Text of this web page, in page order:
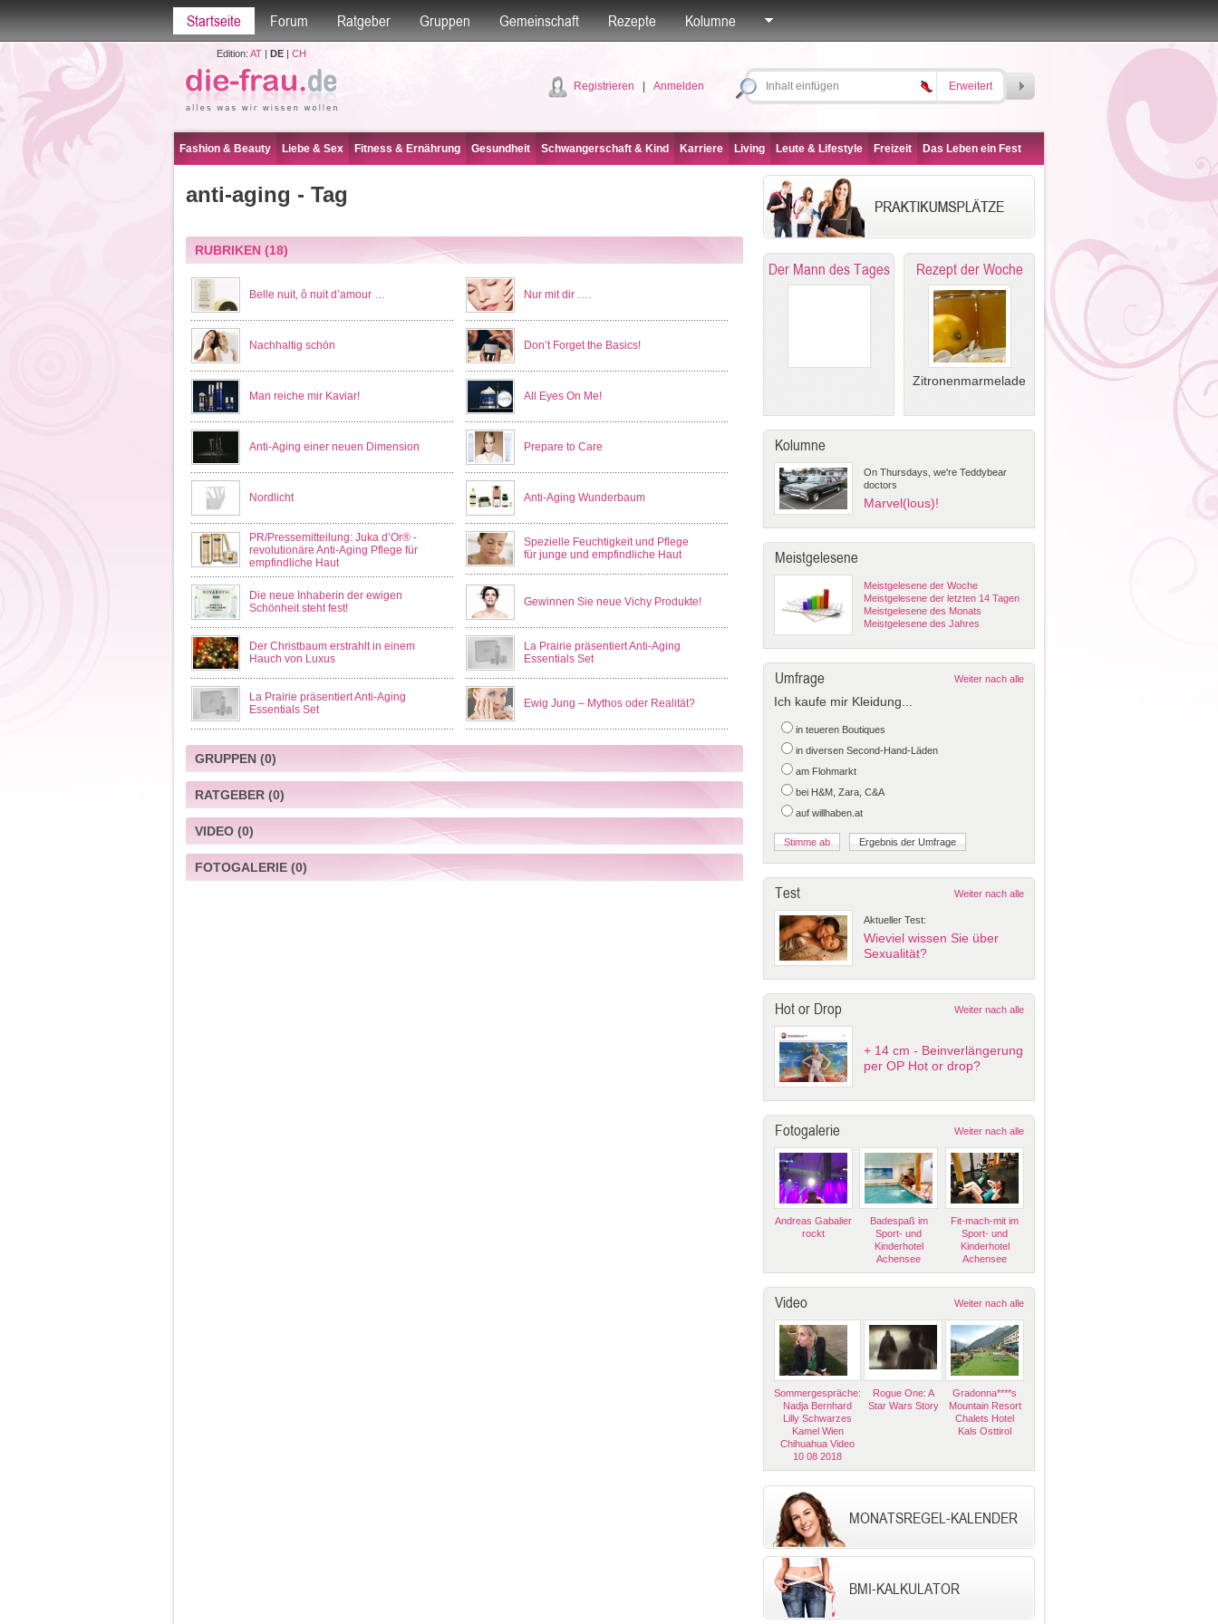
Startseite Forum Ratgeber Gruppen Gemeinschaft Rezepte Kolumne
Edition: AT| DE| CH
Registrieren Anmelden Erweitert
Fashion & Beauty Liebe & Sex Fitness & Ernährung Gesundheit Schwangerschaft & Kind Karriere Living Leute & Lifestyle Freizeit Das Leben ein Fest
anti-aging - Tag
RUBRIKEN(18)
Belle nuit, ô nuit d’amour … Nur mit dir ….
Nachhaltig schön Don’t Forget the Basics!
Man reiche mir Kaviar! All Eyes On Me!
Anti-Aging einer neuen Dimension Prepare to Care
Nordlicht Anti-Aging Wunderbaum
PR/Pressemitteilung: Juka d’Or® -
revolutionäre Anti-Aging Pflege für
empfindliche Haut
Spezielle Feuchtigkeit und Pflege
für junge und empfindliche Haut
Die neue Inhaberin der ewigen
Schönheit steht fest!
Gewinnen Sie neue Vichy Produkte!
Der Christbaum erstrahlt in einem
Hauch von Luxus
La Prairie präsentiert Anti-Aging
Essentials Set
La Prairie präsentiert Anti-Aging
Essentials Set
Ewig Jung – Mythos oder Realität?
GRUPPEN(0)
RATGEBER(0)
VIDEO(0)
FOTOGALERIE(0)
Der Mann des Tages Rezept der Woche
Zitronenmarmelade
Kolumne
On Thursdays, we're Teddybear
doctors
Marvel(lous)!
Meistgelesene
Meistgelesene der Woche
Meistgelesene der letzten 14 Tagen
Meistgelesene des Monats
Meistgelesene des Jahres
Umfrage Weiter nach alle
Ich kaufe mir Kleidung...
in teueren Boutiques
in diversen Second-Hand-Läden
am Flohmarkt
bei H&M, Zara, C&A
auf willhaben.at
Test Weiter nach alle
Aktueller Test:
Wieviel wissen Sie über
Sexualität?
Hot or Drop Weiter nach alle
+ 14 cm - Beinverlängerung
per OP Hot or drop?
Fotogalerie Weiter nach alle
Andreas Gabalier
rockt
Badespaß im
Sport- und
Kinderhotel
Achensee
Fit-mach-mit im
Sport- und
Kinderhotel
Achensee
Video Weiter nach alle
Sommergespräche:
Nadja Bernhard
Lilly Schwarzes
Kamel Wien
Chihuahua Video
10 08 2018
Rogue One: A
Star Wars Story
Gradonna****s
Mountain Resort
Chalets Hotel
Kals Osttirol
MONATSREGEL-KALENDER
BMI-KALKULATOR